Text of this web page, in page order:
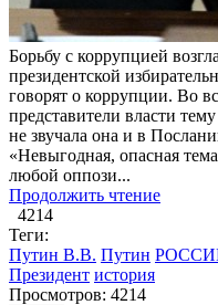
Борьбу с коррупцией
президентской
говорят о коррупции. Во
представители власти
не звучала она и в
«Невыгодная, опасная
любой оппози...
Продолжить чтение
4214
Теги:
Путин В.В. Путин
Президент история
Просмотров: 4214